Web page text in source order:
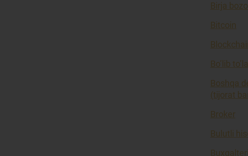
Birja
Bitcoin
Bo’lib
Boshqa
(tijorat
Broker
Bulutli